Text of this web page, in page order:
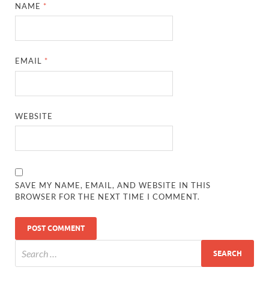
NAME *
EMAIL *
WEBSITE
SAVE MY NAME, EMAIL, AND WEBSITE IN THIS
BROWSER FOR THE NEXT TIME I COMMENT.